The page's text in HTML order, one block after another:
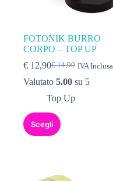
FOTONIK BURRO
CORPO – TOP UP
€14,90
€ 12,90 IVA Inclusa
Valutato 5.00 su 5
Top Up
Scegli